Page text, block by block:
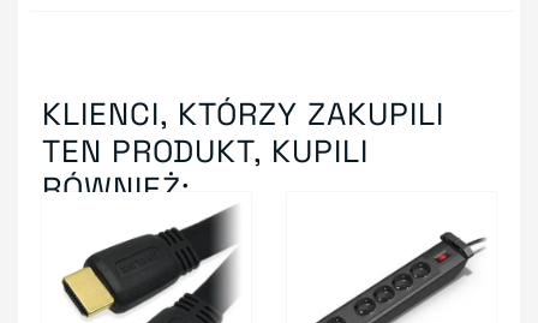
KLIENCI, KTÓRZY ZAKUPILI
TEN PRODUKT, KUPILI
RÓWNIEŻ: